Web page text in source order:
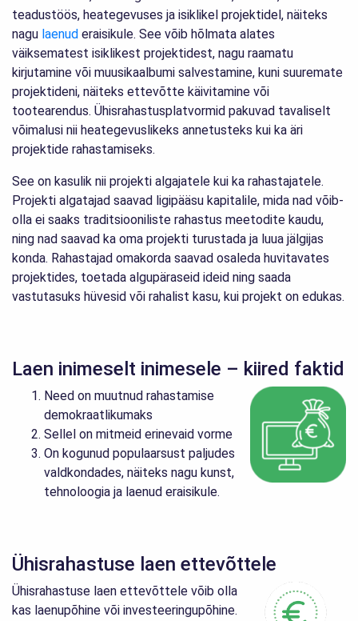
teadustöös, heategevuses ja isiklikel projektidel, näiteks
nagu laenud eraisikule. See võib hõlmata alates
väiksematest isiklikest projektidest, nagu raamatu
kirjutamine või muusikaalbumi salvestamine, kuni suuremate
projektideni, näiteks ettevõtte käivitamine või
tootearendus. Ühisrahastusplatvormid pakuvad tavaliselt
võimalusi nii heategevuslikeks annetusteks kui ka äri
projektide rahastamiseks.
See on kasulik nii projekti algajatele kui ka rahastajatele.
Projekti algatajad saavad ligipääsu kapitalile, mida nad võib-
olla ei saaks traditsiooniliste rahastus meetodite kaudu,
ning nad saavad ka oma projekti turustada ja luua jälgijas
konda. Rahastajad omakorda saavad osaleda huvitavates
projektides, toetada algupäraseid ideid ning saada
vastutasuks hüvesid või rahalist kasu, kui projekt on edukas.
Laen inimeselt inimesele – kiired faktid
Need on muutnud rahastamise
demokraatlikumaks
Sellel on mitmeid erinevaid vorme
On kogunud populaarsust paljudes
valdkondades, näiteks nagu kunst,
tehnoloogia ja laenud eraisikule.
Ühisrahastuse laen ettevõttele
Ühisrahastuse laen ettevõttele võib olla
kas laenupõhine või investeeringupõhine.